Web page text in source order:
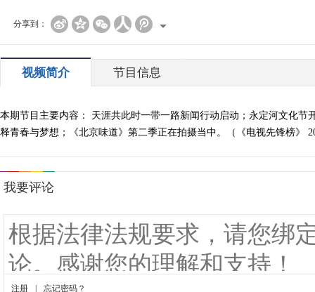
分享到：
视频简介 节目信息
本期节目主要内容： 天涯共此时一带一路新闻行动启动；永定河文化
释青春与梦想；《北京味道》第二季正在拍摄当中。（《电视先锋榜》